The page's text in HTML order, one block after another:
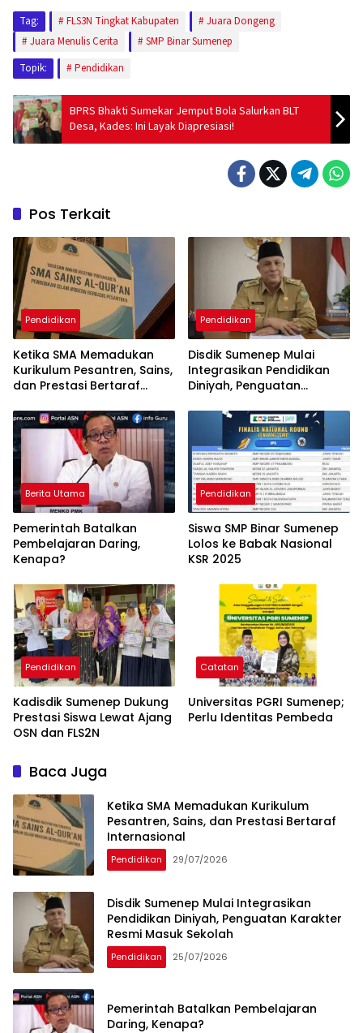
Tag: FLS3N Tingkat Kabupaten
Juara Dongeng
Juara Menulis Cerita
SMP Binar Sumenep
Topik:
Pendidikan
BPRS Bhakti Sumekar Jemput Bola Salurkan BLT
Desa, Kades: Ini Layak Diapresiasi!
Pos Terkait
Pendidikan
Ketika SMA Memadukan
Kurikulum Pesantren, Sains,
dan Prestasi Bertaraf
Pendidikan
Disdik Sumenep Mulai
Integrasikan Pendidikan
Diniyah, Penguatan
Sekolah
Berita Utama
Pemerintah Batalkan
Pembelajaran Daring,
Kenapa?
Pendidikan
Siswa SMP Binar Sumenep
Lolos ke Babak Nasional
KSR 2025
Pendidikan
Kadisdik Sumenep Dukung
Prestasi Siswa Lewat Ajang
OSN dan FLS2N
Catatan
Universitas PGRI Sumenep;
Perlu Identitas Pembeda
Baca Juga
Ketika SMA Memadukan Kurikulum
Pesantren, Sains, dan Prestasi Bertaraf
Internasional
Pendidikan 29/07/2026
Disdik Sumenep Mulai Integrasikan
Pendidikan Diniyah, Penguatan Karakter
Resmi Masuk Sekolah
Pendidikan 25/07/2026
Pemerintah Batalkan Pembelajaran
Daring, Kenapa?